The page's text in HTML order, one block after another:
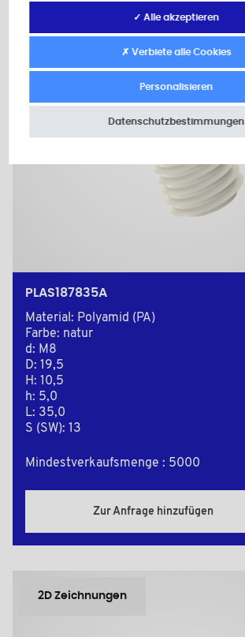
PLAS187835A
Material: Polyamid (PA)
Farbe: natur
d: M8
D: 19,5
H: 10,5
h: 5,0
L: 35,0
S (SW): 13
Mindestverkaufsmenge : 5000
Zur Anfrage hinzufügen
2D Zeichnungen
✓ Alle akzeptieren
✗ Verbiete alle Cookies
Personalisieren
Datenschutzbestimmungen